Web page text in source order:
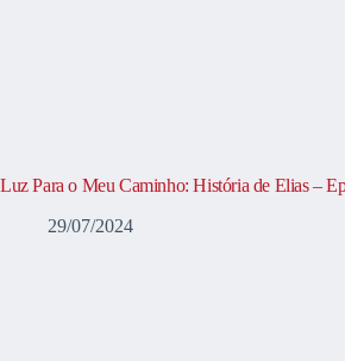
Luz Para o Meu Caminho: História de Elias –
29/07/2024